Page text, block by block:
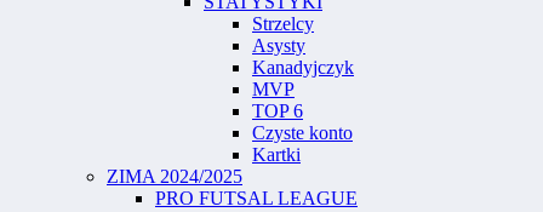
Strzelcy
Asysty
Kanadyjczyk
MVP
TOP 6
Czyste konto
Kartki
ZIMA 2024/2025
PRO FUTSAL LEAGUE